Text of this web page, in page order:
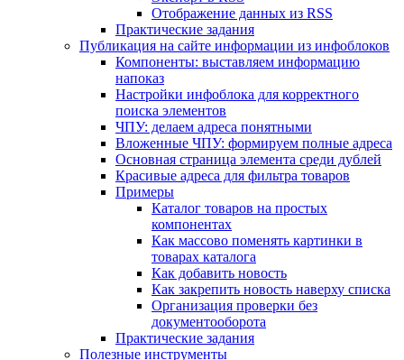
Отображение данных из RSS
Практические задания
Публикация на сайте информации из инфоблоков
Компоненты: выставляем информацию
напоказ
Настройки инфоблока для корректного
поиска элементов
ЧПУ: делаем адреса понятными
Вложенные ЧПУ: формируем полные адреса
Основная страница элемента среди дублей
Красивые адреса для фильтра товаров
Примеры
Каталог товаров на простых
компонентах
Как массово поменять картинки в
товарах каталога
Как добавить новость
Как закрепить новость наверху списка
Организация проверки без
документооборота
Практические задания
Полезные инструменты